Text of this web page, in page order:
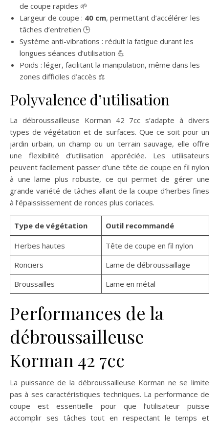
de coupe rapides 🌱
Largeur de coupe : 40 cm, permettant d’accélérer les
tâches d’entretien 🕒
Système anti-vibrations : réduit la fatigue durant les
longues séances d’utilisation 💪
Poids : léger, facilitant la manipulation, même dans les
zones difficiles d’accès ⚖️
Polyvalence d’utilisation
La débroussailleuse Korman 42 7cc s’adapte à divers
types de végétation et de surfaces. Que ce soit pour un
jardin urbain, un champ ou un terrain sauvage, elle offre
une flexibilité d’utilisation appréciée. Les utilisateurs
peuvent facilement passer d’une tête de coupe en fil nylon
à une lame plus robuste, ce qui permet de gérer une
grande variété de tâches allant de la coupe d’herbes fines
à l’épaississement de ronces plus coriaces.
Type de végétation Outil recommandé
Herbes hautes
Tête de coupe en fil nylon
Ronciers
Lame de débroussaillage
Broussailles
Lame en métal
Performances de la
débroussailleuse
Korman 42 7cc
La puissance de la débroussailleuse Korman ne se limite
pas à ses caractéristiques techniques. La performance de
coupe est essentielle pour que l’utilisateur puisse
accomplir ses tâches tout en respectant le temps et